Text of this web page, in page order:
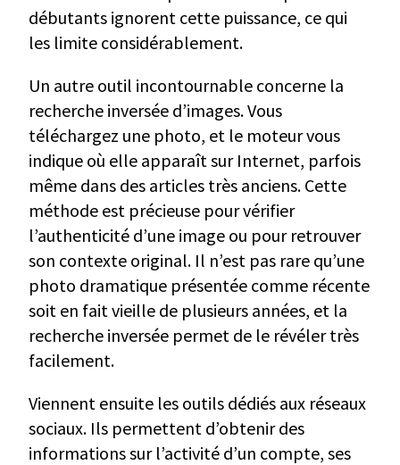
débutants ignorent cette puissance, ce qui
les limite considérablement.
Un autre outil incontournable concerne la
recherche inversée d’images. Vous
téléchargez une photo, et le moteur vous
indique où elle apparaît sur Internet, parfois
même dans des articles très anciens. Cette
méthode est précieuse pour vérifier
l’authenticité d’une image ou pour retrouver
son contexte original. Il n’est pas rare qu’une
photo dramatique présentée comme récente
soit en fait vieille de plusieurs années, et la
recherche inversée permet de le révéler très
facilement.
Viennent ensuite les outils dédiés aux réseaux
sociaux. Ils permettent d’obtenir des
informations sur l’activité d’un compte, ses